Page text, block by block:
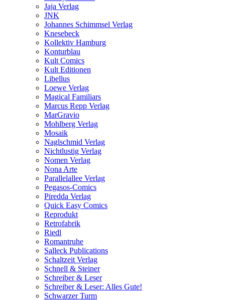
Jaja Verlag
JNK
Johannes Schimmsel Verlag
Knesebeck
Kollektiv Hamburg
Konturblau
Kult Comics
Kult Editionen
Libellus
Loewe Verlag
Magical Familiars
Marcus Repp Verlag
MarGravio
Mohlberg Verlag
Mosaik
Naglschmid Verlag
Nichtlustig Verlag
Nomen Verlag
Nona Arte
Parallelallee Verlag
Pegasos-Comics
Piredda Verlag
Quick Easy Comics
Reprodukt
Retrofabrik
Riedl
Romantruhe
Salleck Publications
Schaltzeit Verlag
Schnell & Steiner
Schreiber & Leser
Schreiber & Leser: Alles Gute!
Schwarzer Turm